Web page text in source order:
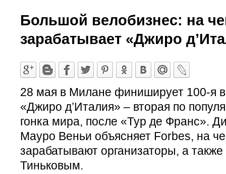
Большой велобизнес: на
зарабатывает «Джиро
28 мая в Милане финиширует 100-я
«Джиро д’Италия» – вторая по
гонка мира, после «Тур де Франс».
Мауро Веньи объясняет Forbes, на
зарабатывают организаторы, а
Тиньковым.